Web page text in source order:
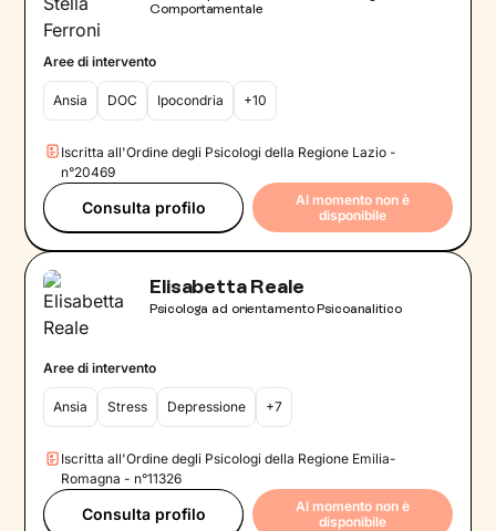
Comportamentale
Aree di intervento
Ansia DOC Ipocondria +10
Iscritta all'Ordine degli Psicologi della Regione Lazio -
n°20469
Consulta profilo
Al momento non è
disponibile
Elisabetta Reale
Psicologa ad orientamento Psicoanalitico
Aree di intervento
Ansia Stress Depressione +7
Iscritta all'Ordine degli Psicologi della Regione Emilia-
Romagna - n°11326
Consulta profilo
Al momento non è
disponibile